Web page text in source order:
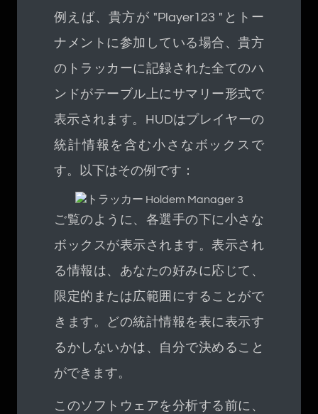
例えば、貴方が "Player123 "とトー
ナメントに参加している場合、貴方
のトラッカーに記録された全てのハ
ンドがテーブル上にサマリー形式で
表示されます。HUDはプレイヤーの
統計情報を含む小さなボックスで
す。以下はその例です：
ご覧のように、各選手の下に小さな
ボックスが表示されます。表示され
る情報は、あなたの好みに応じて、
限定的または広範囲にすることがで
きます。どの統計情報を表に表示す
るかしないかは、自分で決めること
ができます。
このソフトウェアを分析する前に、